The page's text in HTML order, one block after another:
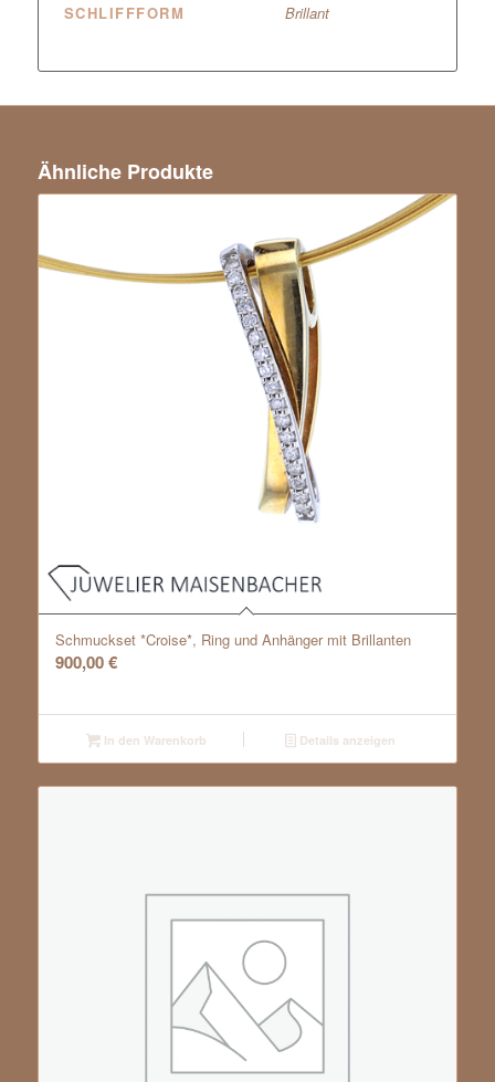
SCHLIFFFORM
Brillant
Ähnliche Produkte
Schmuckset *Croise*, Ring und Anhänger mit Brillanten
900,00€
In den Warenkorb Details anzeigen